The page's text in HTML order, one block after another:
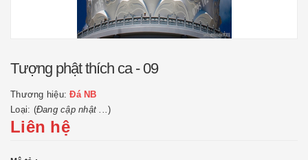
Tượng phật thích ca - 09
Thương hiệu:Đá NB
Loại: (Đang cập nhật ...)
Liên hệ